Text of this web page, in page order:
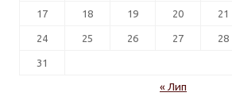
17 18 19 20 21
24 25 26 27 28
31
« Лип